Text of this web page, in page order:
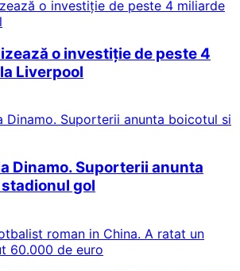
o investiție de peste 4
Liverpool
Dinamo. Suporterii anunta
gol